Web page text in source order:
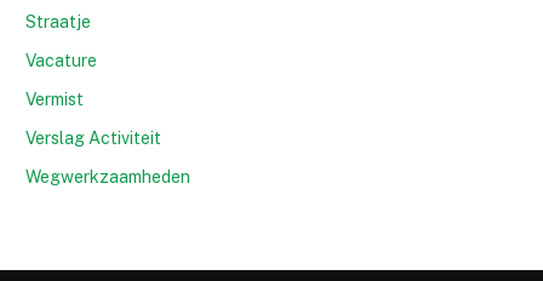
Straatje
Vacature
Vermist
Verslag Activiteit
Wegwerkzaamheden